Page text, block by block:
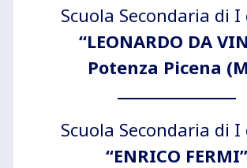
Scuola Secondaria di I
“LEONARDO DA
Potenza Picena
Scuola Secondaria di I
“ENRICO FERMI”